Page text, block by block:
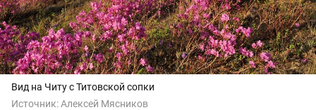
Вид на Читу с Титовской сопки
Источник:Алексей Мясников